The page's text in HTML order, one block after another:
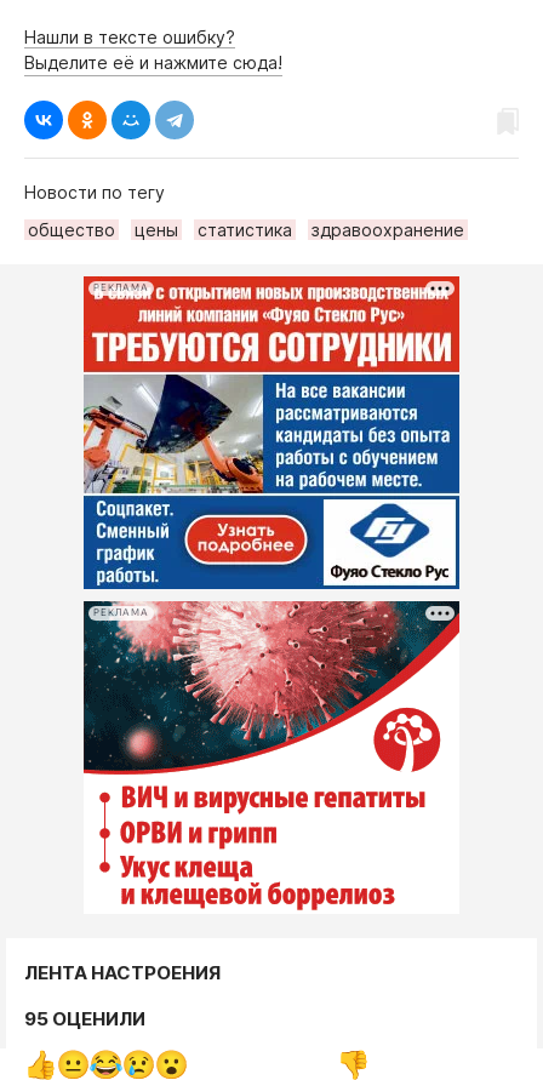
Нашли в тексте ошибку?
Выделите её и нажмите сюда!
Новости по тегу
общество
цены статистика здравоохранение
РЕКЛАМА
РЕКЛАМА
ЛЕНТА НАСТРОЕНИЯ
95 ОЦЕНИЛИ